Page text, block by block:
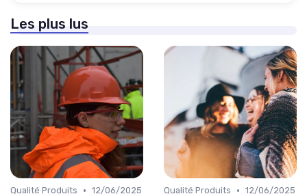
Les plus lus
Qualité Produits • 12/06/2025
Qualité Produits • 12/06/2025